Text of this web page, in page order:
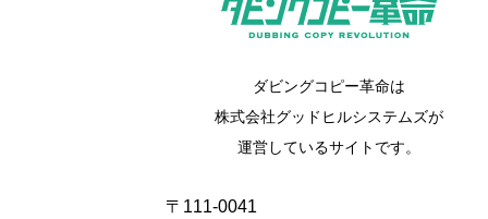
ダビングコピー革命は
株式会社グッドヒルシステムズが
運営しているサイトです。
〒111-0041